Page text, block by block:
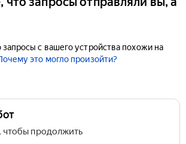
с вашего устройства похожи на
это могло произойти?
продолжить